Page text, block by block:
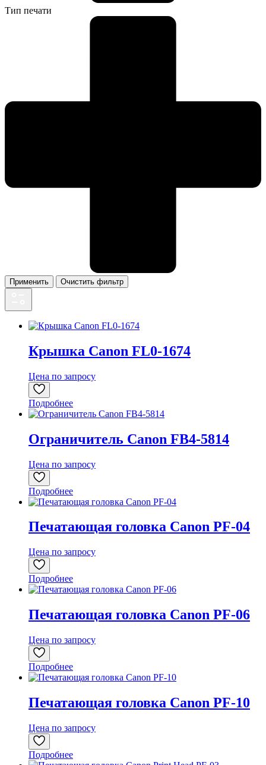
Тип печати
Применить Очистить фильтр
Крышка Canon FL0-1674
Цена по запросу
Подробнее
Ограничитель Canon FB4-5814
Цена по запросу
Подробнее
Печатающая головка Canon PF-04
Цена по запросу
Подробнее
Печатающая головка Canon PF-06
Цена по запросу
Подробнее
Печатающая головка Canon PF-10
Цена по запросу
Подробнее